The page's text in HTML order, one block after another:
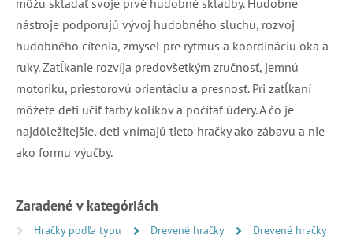
môžu skladať svoje prvé hudobné skladby. Hudobné
nástroje podporujú vývoj hudobného sluchu, rozvoj
hudobného cítenia, zmysel pre rytmus a koordináciu oka a
ruky. Zatĺkanie rozvíja predovšetkým zručnosť, jemnú
motoriku, priestorovú orientáciu a presnosť. Pri zatĺkaní
môžete deti učiť farby kolíkov a počítať údery. A čo je
najdôležitejšie, deti vnímajú tieto hračky ako zábavu a nie
ako formu výučby.
Zaradené v kategóriách
Hračky podľa typu Drevené hračky
Drevené hračky